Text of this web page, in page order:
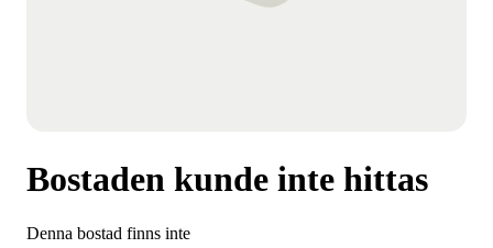
Bostaden kunde inte hittas
Denna bostad finns inte